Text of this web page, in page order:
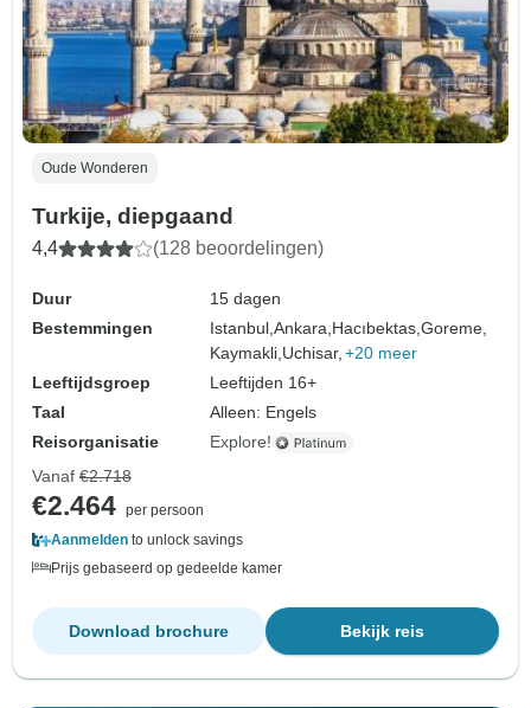
Oude Wonderen
Turkije, diepgaand
4,4 (128 beoordelingen)
Duur
15 dagen
Bestemmingen
Istanbul,Ankara, Hacıbektas,Goreme,
Kaymakli, Uchisar, +20 meer
Leeftijdsgroep
Leeftijden 16+
Taal
Alleen: Engels
Reisorganisatie
Explore!
Vanaf €2.718
€2.464 per persoon
Aanmelden to unlock savings
Prijs gebaseerd op gedeelde kamer
Bekijk reis
Download brochure